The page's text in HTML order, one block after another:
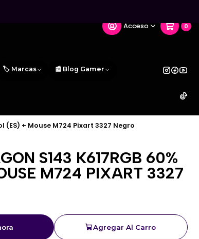
Acceso 0
🏷️ Marcas 📰 Blog Gamer
(ES) + Mouse M724 Pixart 3327 Negro
S143 K617RGB 60%
M724 PIXART 3327
Agregar Al Carro